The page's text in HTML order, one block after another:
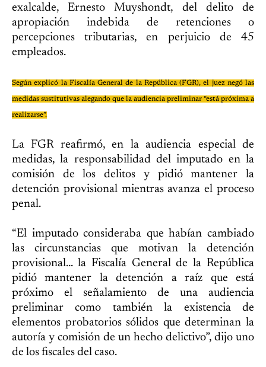
exalcalde, Ernesto Muyshondt, del delito de
apropiación indebida de retenciones o
percepciones tributarias, en perjuicio de 45
empleados.
Según explicó la Fiscalía General de la República (FGR), el juez negó las
medidas sustitutivas alegando que la audiencia preliminar “está próxima a
realizarse”.
La FGR reafirmó, en la audiencia especial de
medidas, la responsabilidad del imputado en la
comisión de los delitos y pidió mantener la
detención provisional mientras avanza el proceso
penal.
“El imputado consideraba que habían cambiado
las circunstancias que motivan la detención
provisional... la Fiscalía General de la República
pidió mantener la detención a raíz que está
próximo el señalamiento de una audiencia
preliminar como también la existencia de
elementos probatorios sólidos que determinan la
autoría y comisión de un hecho delictivo”, dijo uno
de los fiscales del caso.